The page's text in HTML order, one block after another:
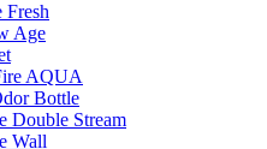
Age
AQUA
Bottle
Double Stream
Wall